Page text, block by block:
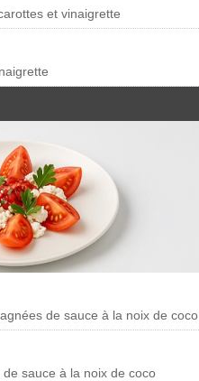
et vinaigrette
de sauce à la noix de coco
sauce à la noix de coco